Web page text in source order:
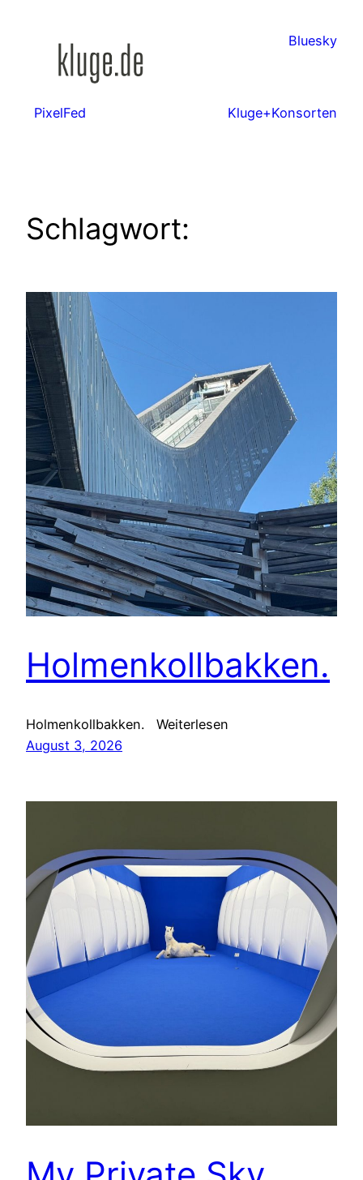
Bluesky
PixelFed Kluge+Konsorten
Schlagwort:
Holmenkollbakken.
Holmenkollbakken. Weiterlesen
August 3, 2026